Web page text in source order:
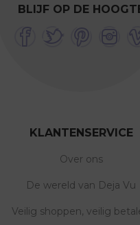
BLIJF OP DE
KLANTENSERVICE
Over ons
De wereld van Deja Vu
Veilig shoppen, veilig